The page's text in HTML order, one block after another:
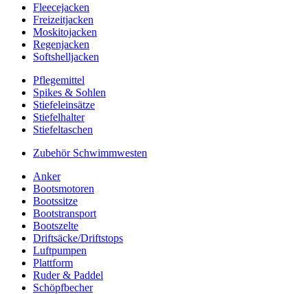
Fleecejacken
Freizeitjacken
Moskitojacken
Regenjacken
Softshelljacken
Pflegemittel
Spikes & Sohlen
Stiefeleinsätze
Stiefelhalter
Stiefeltaschen
Zubehör Schwimmwesten
Anker
Bootsmotoren
Bootssitze
Bootstransport
Bootszelte
Driftsäcke/Driftstops
Luftpumpen
Plattform
Ruder & Paddel
Schöpfbecher